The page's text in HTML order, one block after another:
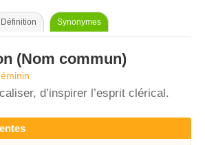
Définition Synonymes
(Nom commun)
d’inspirer l’esprit clérical.